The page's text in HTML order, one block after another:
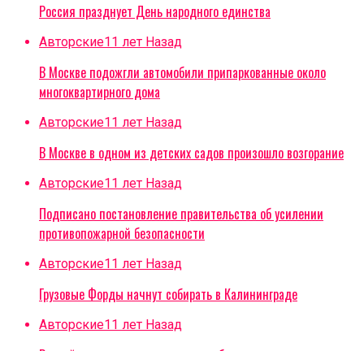
Россия празднует День народного единства
Авторские11 лет Назад
В Москве подожгли автомобили припаркованные около
многоквартирного дома
Авторские11 лет Назад
В Москве в одном из детских садов произошло возгорание
Авторские11 лет Назад
Подписано постановление правительства об усилении
противопожарной безопасности
Авторские11 лет Назад
Грузовые Форды начнут собирать в Калининграде
Авторские11 лет Назад